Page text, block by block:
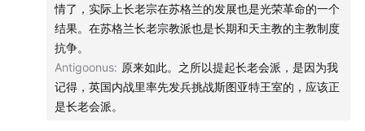
7 17世纪英国：经济驱动的社会结构剧变
8 第一章光荣革命的主要讲述结构
希望这期节目对你有所启发。
情了，实际上长老宗在苏格兰的发展也是光荣革命的一个
结果。在苏格兰长老宗教派也是长期和天主教的主教制度
抗争。
Antigoonus: 原来如此。之所以提起长老会派，是因为我
记得，英国内战里率先发兵挑战斯图亚特王室的，应该正
是长老会派。